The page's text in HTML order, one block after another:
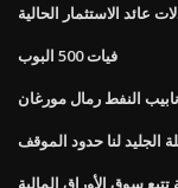
عائد الاستثمار الحالية
فيات 500 البوب
النفط رمال مورغان
الجليد لنا حدود الموقف
تتبع سوق الأوراق المالية